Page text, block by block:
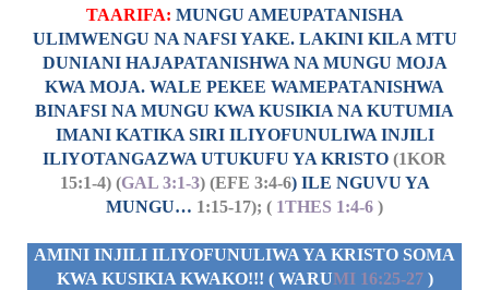
TAARIFA: MUNGU AMEUPATANISHA
ULIMWENGU NA NAFSI YAKE. LAKINI KILA MTU
DUNIANI HAJAPATANISHWA NA MUNGU MOJA
KWA MOJA. WALE PEKEE WAMEPATANISHWA
BINAFSI NA MUNGU KWA KUSIKIA NA KUTUMIA
IMANI KATIKA SIRI ILIYOFUNULIWA INJILI
ILIYOTANGAZWA UTUKUFU YA KRISTO (1KOR
15:1-4) (GAL 3:1-3) (EFE 3:4-6) ILE NGUVU YA
MUNGU… 1:15-17); ( 1THES 1:4-6 )
AMINI INJILI ILIYOFUNULIWA YA KRISTO SOMA
KWA KUSIKIA KWAKO!!! ( WARUMI 16:25-27)